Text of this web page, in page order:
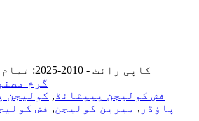
© کاپی رائٹ - 2010-2025: تمام حقوق محفوظ ہیں۔
گرم
فش کولیجن پیپٹائڈ , کولیجن
پاؤڈر , میرین کولیجن, فش